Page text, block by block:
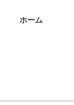
ホーム